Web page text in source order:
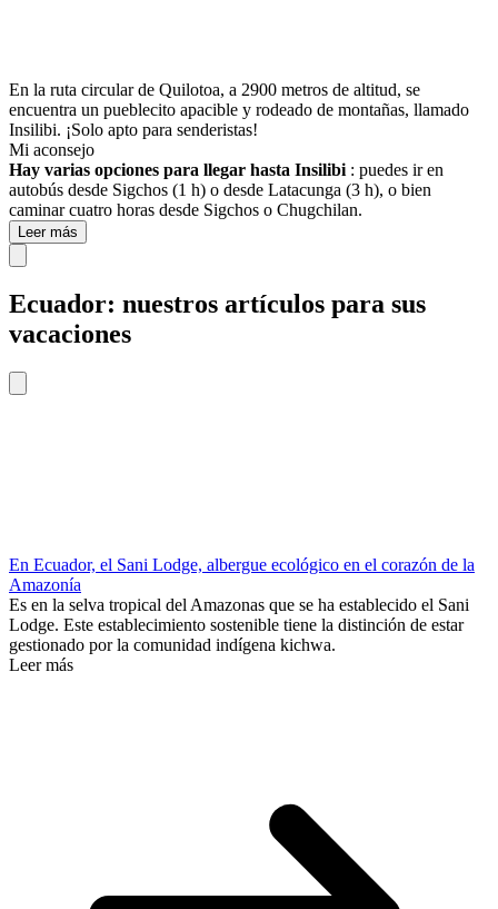
En la ruta circular de Quilotoa, a 2900 metros de altitud, se
encuentra un pueblecito apacible y rodeado de montañas, llamado
Insilibi. ¡Solo apto para senderistas!
Mi aconsejo
Hay varias opciones para llegar hasta Insilibi : puedes ir en
autobús desde Sigchos (1 h) o desde Latacunga (3 h), o bien
caminar cuatro horas desde Sigchos o Chugchilan.
Leer más
Ecuador: nuestros artículos para sus
vacaciones
En Ecuador, el Sani Lodge, albergue ecológico en el corazón de la
Amazonía
Es en la selva tropical del Amazonas que se ha establecido el Sani
Lodge. Este establecimiento sostenible tiene la distinción de estar
gestionado por la comunidad indígena kichwa.
Leer más